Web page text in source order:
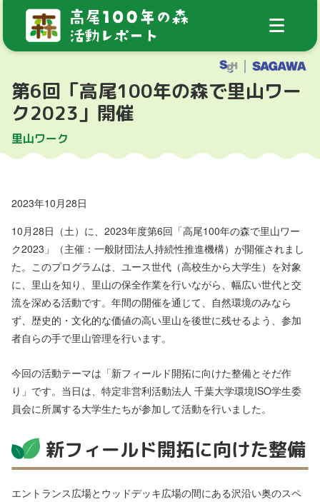
第6回「高尾100年の森で里山ワー
ク2023」開催
里山ワーク
2023年10月28日
10月28日（土）に、2023年度第6回「高尾100年の森で里山ワー
ク2023」（主催：一般財団法人持続性推進機構）が開催されまし
た。このプログラムは、ユース世代（高校生から大学生）を対象
に、里山を知り、里山の保全作業を行いながら、幅広い世代と交
流を深める活動です。年間の開催を通じて、自然環境のみなら
ず、歴史的・文化的な価値の高い里山を後世に残せるよう、参加
者自らの手で里山管理を行います。
今回の活動テーマは「新フィールド開拓に向けた整備とそだ作
り」です。当日は、特定非営利活動法人 千葉大学環境ISO学生委
員会に所属する大学生たちが参加して活動を行いました。
新フィールド開拓に向けた整備
エントランス広場とウッドデッキ広場の間にある沢沿い奥のスペ